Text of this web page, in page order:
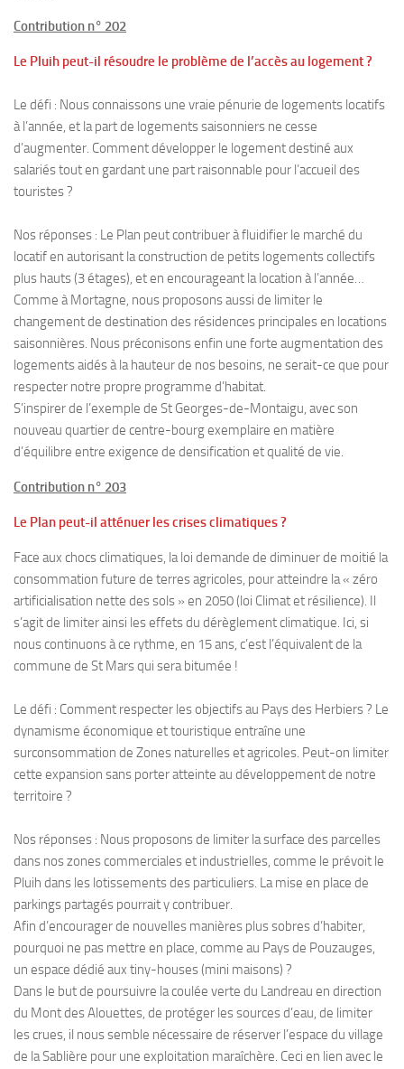
Contribution n° 202
Le Pluih peut-il résoudre le problème de l’accès au logement ?
Le défi : Nous connaissons une vraie pénurie de logements locatifs
à l’année, et la part de logements saisonniers ne cesse
d’augmenter. Comment développer le logement destiné aux
salariés tout en gardant une part raisonnable pour l’accueil des
touristes ?
Nos réponses : Le Plan peut contribuer à fluidifier le marché du
locatif en autorisant la construction de petits logements collectifs
plus hauts (3 étages), et en encourageant la location à l’année…
Comme à Mortagne, nous proposons aussi de limiter le
changement de destination des résidences principales en locations
saisonnières. Nous préconisons enfin une forte augmentation des
logements aidés à la hauteur de nos besoins, ne serait-ce que pour
respecter notre propre programme d’habitat.
S’inspirer de l’exemple de St Georges-de-Montaigu, avec son
nouveau quartier de centre-bourg exemplaire en matière
d’équilibre entre exigence de densification et qualité de vie.
Contribution n° 203
Le Plan peut-il atténuer les crises climatiques ?
Face aux chocs climatiques, la loi demande de diminuer de moitié la
consommation future de terres agricoles, pour atteindre la « zéro
artificialisation nette des sols » en 2050 (loi Climat et résilience). Il
s’agit de limiter ainsi les effets du dérèglement climatique. Ici, si
nous continuons à ce rythme, en 15 ans, c’est l’équivalent de la
commune de St Mars qui sera bitumée !
Le défi : Comment respecter les objectifs au Pays des Herbiers ? Le
dynamisme économique et touristique entraîne une
surconsommation de Zones naturelles et agricoles. Peut-on limiter
cette expansion sans porter atteinte au développement de notre
territoire ?
Nos réponses : Nous proposons de limiter la surface des parcelles
dans nos zones commerciales et industrielles, comme le prévoit le
Pluih dans les lotissements des particuliers. La mise en place de
parkings partagés pourrait y contribuer.
Afin d’encourager de nouvelles manières plus sobres d’habiter,
pourquoi ne pas mettre en place, comme au Pays de Pouzauges,
un espace dédié aux tiny-houses (mini maisons) ?
Dans le but de poursuivre la coulée verte du Landreau en direction
du Mont des Alouettes, de protéger les sources d’eau, de limiter
les crues, il nous semble nécessaire de réserver l’espace du village
de la Sablière pour une exploitation maraîchère. Ceci en lien avec le